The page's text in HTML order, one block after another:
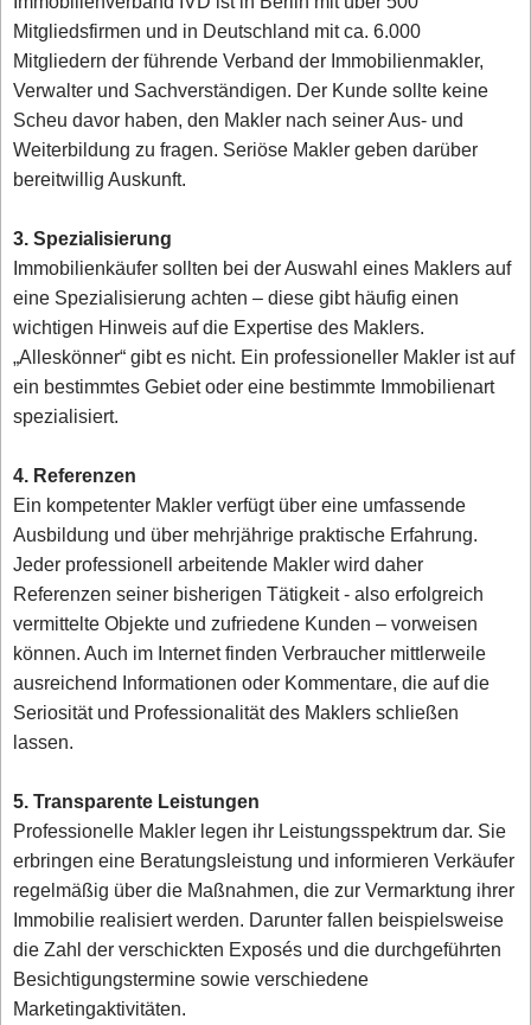
Mitgliedsfirmen und in Deutschland mit ca. 6.000
Mitgliedern der führende Verband der Immobilienmakler,
Verwalter und Sachverständigen. Der Kunde sollte keine
Scheu davor haben, den Makler nach seiner Aus- und
Weiterbildung zu fragen. Seriöse Makler geben darüber
bereitwillig Auskunft.
3. Spezialisierung
Immobilienkäufer sollten bei der Auswahl eines Maklers auf
eine Spezialisierung achten – diese gibt häufig einen
wichtigen Hinweis auf die Expertise des Maklers.
„Alleskönner“ gibt es nicht. Ein professioneller Makler ist auf
ein bestimmtes Gebiet oder eine bestimmte Immobilienart
spezialisiert.
4. Referenzen
Ein kompetenter Makler verfügt über eine umfassende
Ausbildung und über mehrjährige praktische Erfahrung.
Jeder professionell arbeitende Makler wird daher
Referenzen seiner bisherigen Tätigkeit - also erfolgreich
vermittelte Objekte und zufriedene Kunden – vorweisen
können. Auch im Internet finden Verbraucher mittlerweile
ausreichend Informationen oder Kommentare, die auf die
Seriosität und Professionalität des Maklers schließen
lassen.
5. Transparente Leistungen
Professionelle Makler legen ihr Leistungsspektrum dar. Sie
erbringen eine Beratungsleistung und informieren Verkäufer
regelmäßig über die Maßnahmen, die zur Vermarktung ihrer
Immobilie realisiert werden. Darunter fallen beispielsweise
die Zahl der verschickten Exposés und die durchgeführten
Besichtigungstermine sowie verschiedene
Marketingaktivitäten.